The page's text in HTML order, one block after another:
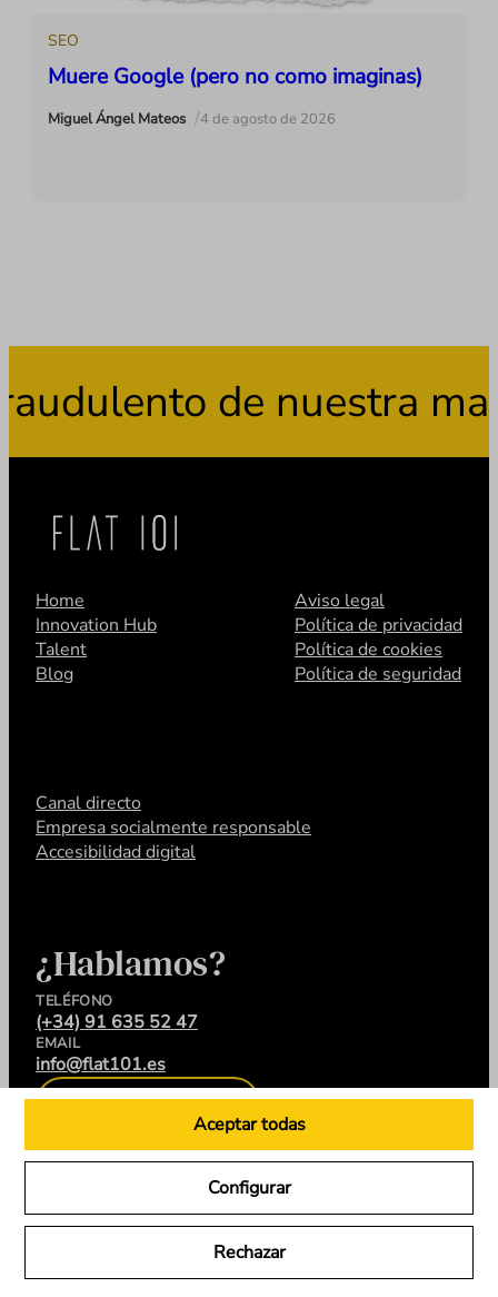
Configurar
Rechazar
Aceptar todas
SEO
Muere Google (pero no como imaginas)
Miguel Ángel Mateos /4 de agosto de 2026
de nuestra
Home
Innovation Hub
Talent
Blog
Aviso legal
Política de privacidad
Política de cookies
Política de seguridad
Canal directo
Empresa socialmente responsable
Accesibilidad digital
¿Hablamos?
TELÉFONO
(+34) 91 635 52 47
EMAIL
info@flat101.es
CONTACTA
Flat 101 © 2026. Todos los derechos reservados.
LinkedInInstagramYouTube
X